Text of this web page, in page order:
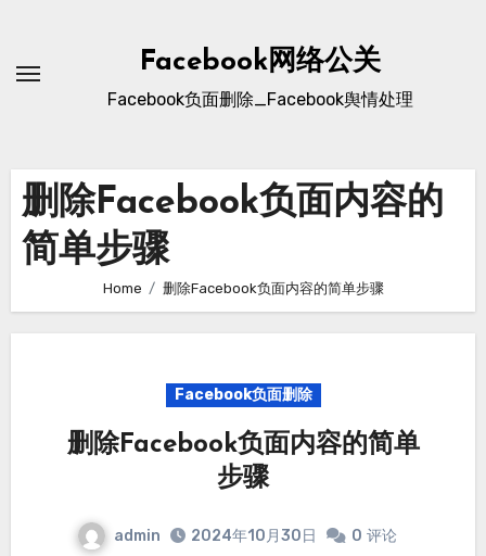
content
Facebook网络公关
Facebook负面删除_Facebook舆情处理
删除Facebook负面内容的
简单步骤
Home 删除Facebook负面内容的简单步骤
Facebook负面删除
删除Facebook负面内容的简单
步骤
admin 2024年10月30日 0 评论